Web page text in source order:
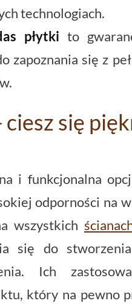
technologiach.
płytki to
zapoznania się z
się
i funkcjonalna
odporności na
wszystkich
się do
Ich
który na pewno